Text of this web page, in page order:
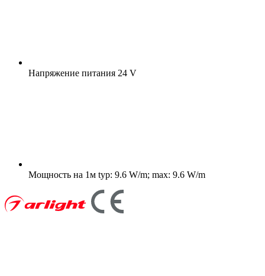
Напряжение питания 24 V
Мощность на 1м typ: 9.6 W/m; max: 9.6 W/m